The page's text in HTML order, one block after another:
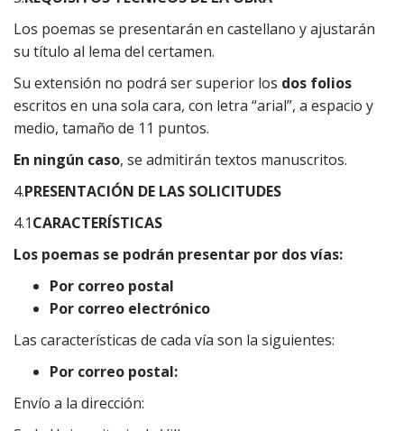
Los poemas se presentarán en castellano y ajustarán
su título al lema del certamen.
Su extensión no podrá ser superior los dos folios
escritos en una sola cara, con letra “arial”, a espacio y
medio, tamaño de 11 puntos.
En ningún caso, se admitirán textos manuscritos.
4.PRESENTACIÓN DE LAS SOLICITUDES
4.1CARACTERÍSTICAS
Los poemas se podrán presentar por dos vías:
Por correo postal
Por correo electrónico
Las características de cada vía son la siguientes:
Por correo postal:
Envío a la dirección: